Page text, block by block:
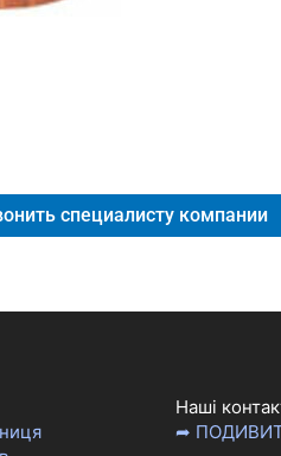
специалисту компании
Наші
➦